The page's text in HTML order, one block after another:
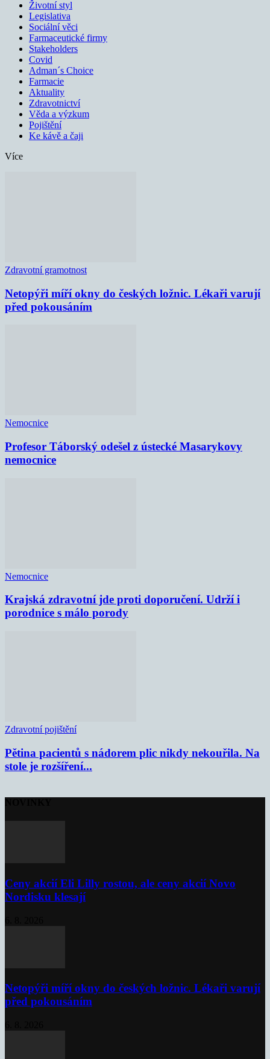
Životní styl
Legislativa
Sociální věci
Farmaceutické firmy
Stakeholders
Covid
Adman´s Choice
Farmacie
Aktuality
Zdravotnictví
Věda a výzkum
Pojištění
Ke kávě a čaji
Více
Zdravotní gramotnost
Netopýři míří okny do českých ložnic. Lékaři varují
před pokousáním
Nemocnice
Profesor Táborský odešel z ústecké Masarykovy
nemocnice
Nemocnice
Krajská zdravotní jde proti doporučení. Udrží i
porodnice s málo porody
Zdravotní pojištění
Pětina pacientů s nádorem plic nikdy nekouřila. Na
stole je rozšíření...
Ceny akcií Eli Lilly rostou, ale ceny akcií Novo
Nordisku klesají
Netopýři míří okny do českých ložnic. Lékaři varují
před pokousáním